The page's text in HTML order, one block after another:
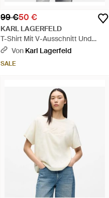
99 €50 €
KARL LAGERFELD
T-Shirt Mit V-Ausschnitt Und
Signature-Saum, Damen, Größe -
Von Karl Lagerfeld
SALE